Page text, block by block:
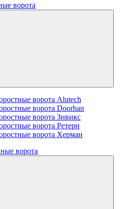
ворота
ворота Alutech
ворота Doorhan
ворота Зивикс
ворота Ретерн
ворота Херман
ворота